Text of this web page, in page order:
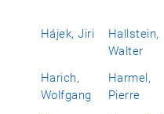
Hájek, Jiri
Hallstein,
Walter
Harich,
Wolfgang
Harmel,
Pierre